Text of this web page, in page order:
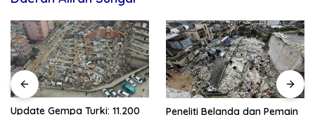
Update Gempa Turki: 11.200
Peneliti Belanda dan Pemain